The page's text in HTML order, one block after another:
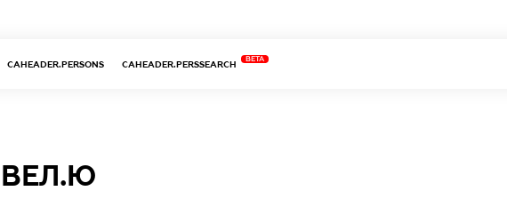
CAHEADER.PERSONS CAHEADER.PERSSEARCH
BETA
ВЕЛ.Ю